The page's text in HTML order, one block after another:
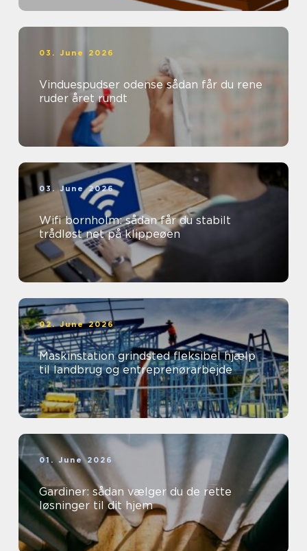
03. June 2026
Vinduespudser odense sådan får du rene
ruder året rundt
03. June 2026
Wifi bornholm: sådan får du stabilt
trådløst net på klippeøen
02. June 2026
Maskinstation grindsted fleksibel hjælp
til landbrug og entreprenørarbejde
01. June 2026
Gardiner: sådan vælger du de rette
løsninger til dit hjem